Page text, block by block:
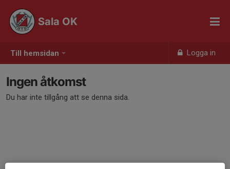
Till hemsidan Logga in
Sala OK
Ingen åtkomst
Du har inte tillgång att se denna sida.